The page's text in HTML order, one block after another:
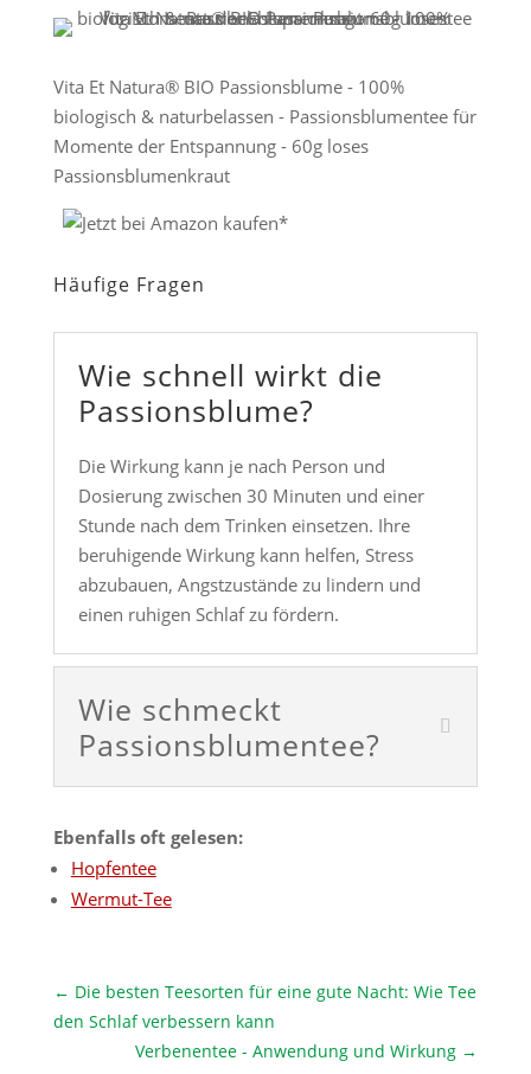
Vita Et Natura® BIO Passionsblume - 100%
biologisch & naturbelassen - Passionsblumentee für
Momente der Entspannung - 60g loses
Passionsblumenkraut
Häufige Fragen
Wie schnell wirkt die
Passionsblume?
Die Wirkung kann je nach Person und
Dosierung zwischen 30 Minuten und einer
Stunde nach dem Trinken einsetzen. Ihre
beruhigende Wirkung kann helfen, Stress
abzubauen, Angstzustände zu lindern und
einen ruhigen Schlaf zu fördern.
Wie schmeckt
Passionsblumentee?
Ebenfalls oft gelesen:
Hopfentee
Wermut-Tee
← Die besten Teesorten für eine gute Nacht: Wie Tee
den Schlaf verbessern kann
Verbenentee - Anwendung und Wirkung →